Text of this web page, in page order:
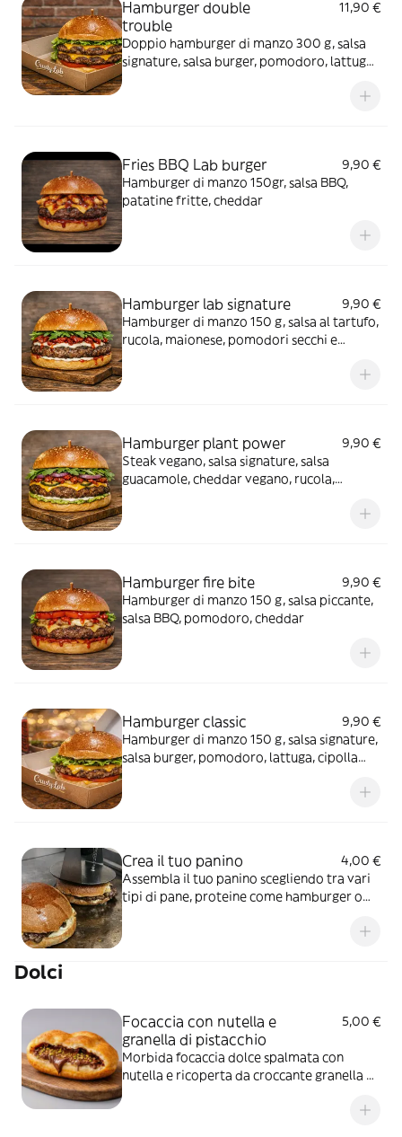
Hamburger double
trouble
11,90 €
Doppio hamburger di manzo 300 g, salsa
signature, salsa burger, pomodoro, lattuga,
Fries BBQ Lab burger
9,90 €
Hamburger di manzo 150gr, salsa BBQ,
patatine fritte, cheddar
Hamburger lab signature
9,90 €
Hamburger di manzo 150 g, salsa al tartufo,
rucola, maionese, pomodori secchi e
Hamburger plant power
9,90 €
Steak vegano, salsa signature, salsa
guacamole, cheddar vegano, rucola,
Hamburger fire bite
9,90 €
Hamburger di manzo 150 g, salsa piccante,
salsa BBQ, pomodoro, cheddar
Hamburger classic
9,90 €
Hamburger di manzo 150 g, salsa signature,
salsa burger, pomodoro, lattuga, cipolla
Crea il tuo panino
4,00 €
Assembla il tuo panino scegliendo tra vari
tipi di pane, proteine come hamburger o
Dolci
Focaccia con nutella e
granella di pistacchio
5,00 €
Morbida focaccia dolce spalmata con
nutella e ricoperta da croccante granella di